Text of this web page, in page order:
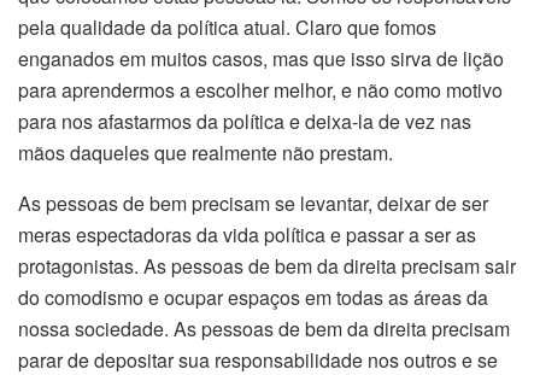
pela qualidade da política atual. Claro que fomos
enganados em muitos casos, mas que isso sirva de lição
para aprendermos a escolher melhor, e não como motivo
para nos afastarmos da política e deixa-la de vez nas
mãos daqueles que realmente não prestam.
As pessoas de bem precisam se levantar, deixar de ser
meras espectadoras da vida política e passar a ser as
protagonistas. As pessoas de bem da direita precisam sair
do comodismo e ocupar espaços em todas as áreas da
nossa sociedade. As pessoas de bem da direita precisam
parar de depositar sua responsabilidade nos outros e se